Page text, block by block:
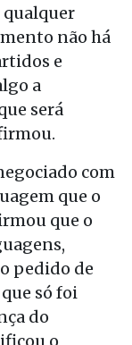
não há
e
a
será
com
que o
que o
pedido de
só foi
do